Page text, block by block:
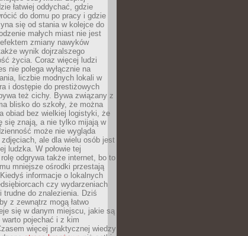
łatwiej oddychać, gdzie
do domu po pracy i gdzie
się od stania w kolejce do
małych miast nie jest
zmiany nawyków
wynik dojrzalszego
życia. Coraz więcej ludzi
nie polega wyłącznie na
liczbie modnych lokali w
i dostępie do prestiżowych
też cichy. Bywa związany z
blisko do szkoły, że można
obiad bez wielkiej logistyki, że
się znają, a nie tylko mijają w
może nie wygląda
ale dla wielu osób jest
ludzka. W połowie tej
odgrywa także internet, bo to
mniejsze ośrodki przestają
informacje o lokalnych
czy wydarzeniach
trudne do znalezienia. Dziś
z zewnątrz mogą łatwo
się w danym miejscu, jakie są
pojechać i z kim
więcej praktycznej wiedzy